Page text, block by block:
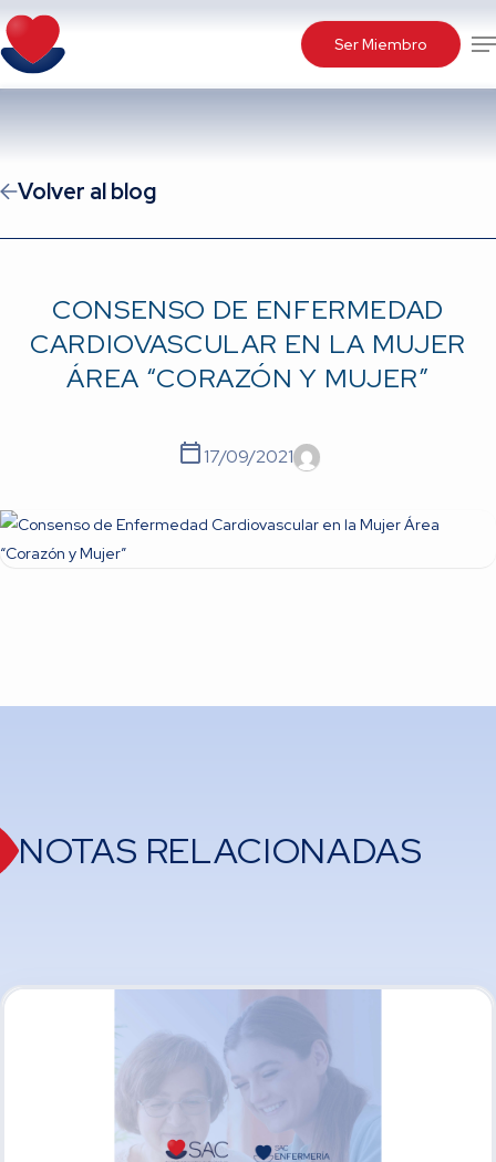
Skip
to
main
Ser Miembro
Volver al blog
CONSENSO DE ENFERMEDAD
CARDIOVASCULAR EN LA MUJER
ÁREA “CORAZÓN Y MUJER”
17/09/2021
NOTAS RELACIONADAS